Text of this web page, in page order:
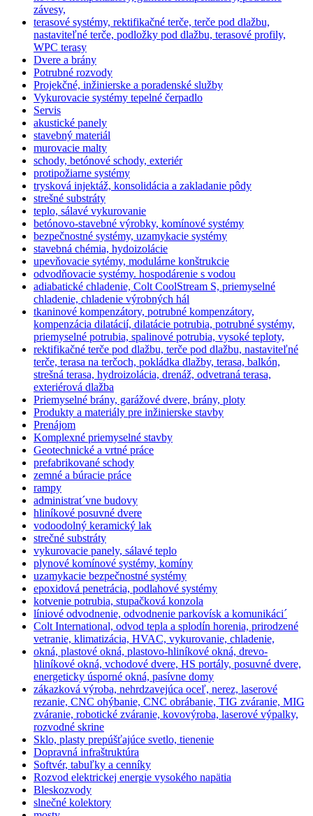
závesy,
terasové systémy, rektifikačné terče, terče pod dlažbu,
nastaviteľné terče, podložky pod dlažbu, terasové profily,
WPC terasy
Dvere a brány
Potrubné rozvody
Projekčné, inžinierske a poradenské služby
Vykurovacie systémy tepelné čerpadlo
Servis
akustické panely
stavebný materiál
murovacie malty
schody, betónové schody, exteriér
protipožiarne systémy
trysková injektáž, konsolidácia a zakladanie pôdy
strešné substráty
teplo, sálavé vykurovanie
betónovo-stavebné výrobky, komínové systémy
bezpečnostné systémy, uzamykacie systémy
stavebná chémia, hydoizolácie
upevňovacie sytémy, modulárne konštrukcie
odvodňovacie systémy. hospodárenie s vodou
adiabatické chladenie, Colt CoolStream S, priemyselné
chladenie, chladenie výrobných hál
tkaninové kompenzátory, potrubné kompenzátory,
kompenzácia dilatácií, dilatácie potrubia, potrubné systémy,
priemyselné potrubia, spalinové potrubia, vysoké teploty,
rektifikačné terče pod dlažbu, terče pod dlažbu, nastaviteľné
terče, terasa na terčoch, pokládka dlažby, terasa, balkón,
strešná terasa, hydroizolácia, drenáž, odvetraná terasa,
exteriérová dlažba
Priemyselné brány, garážové dvere, brány, ploty
Produkty a materiály pre inžinierske stavby
Prenájom
Komplexné priemyselné stavby
Geotechnické a vrtné práce
prefabrikované schody
zemné a búracie práce
rampy
administrat´vne budovy
hliníkové posuvné dvere
vodoodolný keramický lak
strečné substráty
vykurovacie panely, sálavé teplo
plynové komínové systémy, komíny
uzamykacie bezpečnostné systémy
epoxidová penetrácia, podlahové systémy
kotvenie potrubia, stupačková konzola
líniové odvodnenie, odvodnenie parkovísk a komunikáci´
Colt International, odvod tepla a splodín horenia, prirodzené
vetranie, klimatizácia, HVAC, vykurovanie, chladenie,
okná, plastové okná, plastovo-hliníkové okná, drevo-
hliníkové okná, vchodové dvere, HS portály, posuvné dvere,
energeticky úsporné okná, pasívne domy
zákazková výroba, nehrdzavejúca oceľ, nerez, laserové
rezanie, CNC ohýbanie, CNC obrábanie, TIG zváranie, MIG
zváranie, robotické zváranie, kovovýroba, laserové výpalky,
rozvodné skrine
Sklo, plasty prepúšťajúce svetlo, tienenie
Dopravná infraštruktúra
Softvér, tabuľky a cenníky
Rozvod elektrickej energie vysokého napätia
Bleskozvody
slnečné kolektory